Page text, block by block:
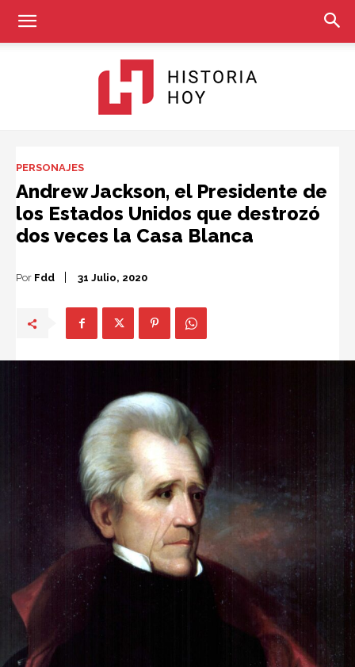
Hoy
PERSONAJES
Andrew Jackson, el Presidente de
los Estados Unidos que destrozó
dos veces la Casa Blanca
Por Fdd 31 Julio, 2020